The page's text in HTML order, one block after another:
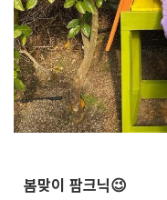
봄맞이 팜크닉😉